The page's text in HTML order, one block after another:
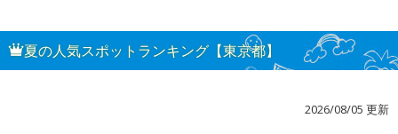
夏の人気スポットランキング【東京都】
2026/08/05 更新